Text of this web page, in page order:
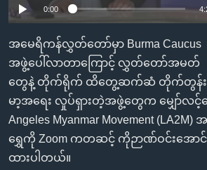
စာမျက်နှာ
ကျော်
ကြည့်
ရန်
ရှာဖွေ
ရန်
နေရာ
သို့
ဘာသာစကားများ
0:00
အမေရိကန်လွှတ်တော်မှာ Burma Caucus
အဖွဲ့ပေါ်လာတာကြောင့် လွှတ်တော်အမတ်
တွေနဲ့ တိုက်ရိုက် ထိတွေ့ဆက်ဆံ တိုက်တွန်း
မာ့အရေး လှုပ်ရှားတဲ့အဖွဲ့တွေက မျှော်လင့်န
Angeles Myanmar Movement (LA2M)
ရွှေကို Zoom ကတဆင့် ကိုဉာဏ်ဝင်းအော
ထားပါတယ်။